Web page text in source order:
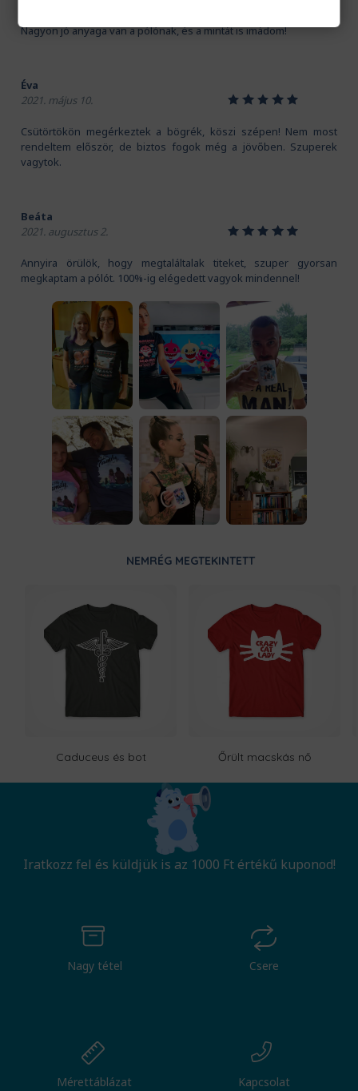
Nagyon jó anyaga van a pólónak, és a mintát is imádom!
Éva
2021. május 10.
12345
Csütörtökön megérkeztek a bögrék, köszi szépen! Nem most
rendeltem először, de biztos fogok még a jövőben. Szuperek
vagytok.
Beáta
2021. augusztus 2.
12345
Annyira örülök, hogy megtaláltalak titeket, szuper gyorsan
megkaptam a pólót. 100%-ig elégedett vagyok mindennel!
NEMRÉG MEGTEKINTETT
Caduceus és bot Őrült macskás nő
Iratkozz fel és küldjük is az 1000 Ft értékű kuponod!
Nagy tétel Csere
Mérettáblázat Kapcsolat